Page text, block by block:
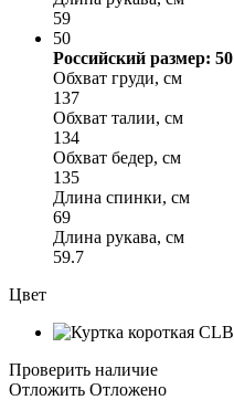
59
50
Российский размер: 50
Обхват груди, см
137
Обхват талии, см
134
Обхват бедер, см
135
Длина спинки, см
69
Длина рукава, см
59.7
Цвет
Проверить наличие
Отложить Отложено